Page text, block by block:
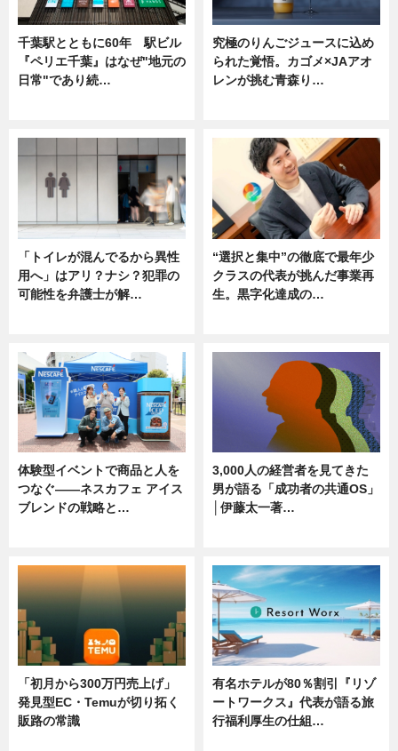
千葉駅とともに60年 駅ビル
『ペリエ千葉』はなぜ"地元の
日常"であり続…
究極のりんごジュースに込め
られた覚悟。カゴメ×JAアオ
レンが挑む青森り…
「トイレが混んでるから異性
用へ」はアリ？ナシ？犯罪の
可能性を弁護士が解…
“選択と集中”の徹底で最年少
クラスの代表が挑んだ事業再
生。黒字化達成の…
体験型イベントで商品と人を
つなぐ――ネスカフェ アイス
ブレンドの戦略と…
3,000人の経営者を見てきた
男が語る「成功者の共通OS」
│伊藤太一著…
「初月から300万円売上げ」
発見型EC・Temuが切り拓く
販路の常識
有名ホテルが80％割引『リゾ
ートワークス』代表が語る旅
行福利厚生の仕組…